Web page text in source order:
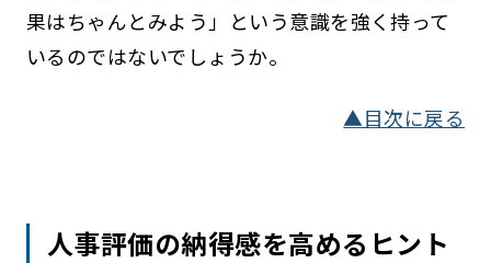
果はちゃんとみよう」という意識を強く持って
いるのではないでしょうか。
▲目次に戻る
人事評価の納得感を高めるヒント